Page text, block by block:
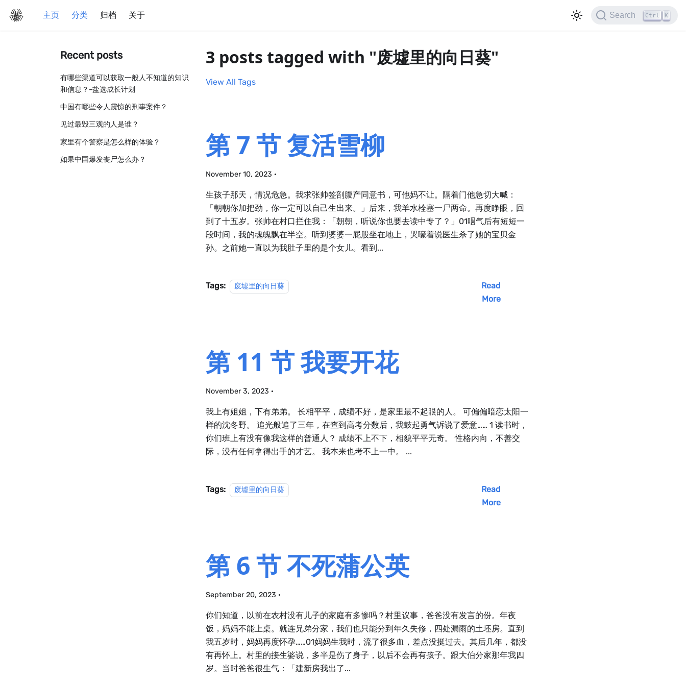
主页 分类 归档 关于 Search Ctrl K
Recent posts
有哪些渠道可以获取一般人不知道的知识
和信息？-盐选成长计划
中国有哪些令人震惊的刑事案件？
见过最毁三观的人是谁？
家里有个警察是怎么样的体验？
如果中国爆发丧尸怎么办？
3 posts tagged with "废墟里的向日葵"
View All Tags
第 7 节 复活雪柳
November 10, 2023 ·
生孩子那天，情况危急。我求张帅签剖腹产同意书，可他妈不让。隔着门他急切大喊：
「朝朝你加把劲，你一定可以自己生出来。」后来，我羊水栓塞一尸两命。再度睁眼，回
到了十五岁。张帅在村口拦住我：「朝朝，听说你也要去读中专了？」01咽气后有短短一
段时间，我的魂魄飘在半空。听到婆婆一屁股坐在地上，哭嚎着说医生杀了她的宝贝金
孙。之前她一直以为我肚子里的是个女儿。看到...
Tags: 废墟里的向日葵
Read
More
第 11 节 我要开花
November 3, 2023 ·
我上有姐姐，下有弟弟。 长相平平，成绩不好，是家里最不起眼的人。 可偏偏暗恋太阳一
样的沈冬野。 追光般追了三年，在查到高考分数后，我鼓起勇气诉说了爱意…… 1 读书时，
你们班上有没有像我这样的普通人？ 成绩不上不下，相貌平平无奇。 性格内向，不善交
际，没有任何拿得出手的才艺。 我本来也考不上一中。 ...
Tags: 废墟里的向日葵
Read
More
第 6 节 不死蒲公英
September 20, 2023 ·
你们知道，以前在农村没有儿子的家庭有多惨吗？村里议事，爸爸没有发言的份。年夜
饭，妈妈不能上桌。就连兄弟分家，我们也只能分到年久失修，四处漏雨的土坯房。直到
我五岁时，妈妈再度怀孕……01妈妈生我时，流了很多血，差点没挺过去。其后几年，都没
有再怀上。村里的接生婆说，多半是伤了身子，以后不会再有孩子。跟大伯分家那年我四
岁。当时爸爸很生气：「建新房我出了...